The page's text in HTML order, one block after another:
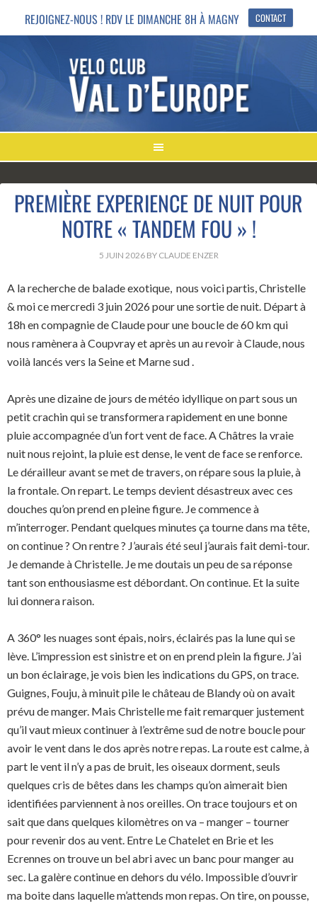
REJOIGNEZ-NOUS ! RDV LE DIMANCHE 8H À MAGNY CONTACT
PREMIÈRE EXPERIENCE DE NUIT POUR
NOTRE « TANDEM FOU » !
5 JUIN 2026BY CLAUDE ENZER
A la recherche de balade exotique, nous voici partis, Christelle
& moi ce mercredi 3 juin 2026 pour une sortie de nuit. Départ à
18h en compagnie de Claude pour une boucle de 60 km qui
nous ramènera à Coupvray et après un au revoir à Claude, nous
voilà lancés vers la Seine et Marne sud .
Après une dizaine de jours de météo idyllique on part sous un
petit crachin qui se transformera rapidement en une bonne
pluie accompagnée d’un fort vent de face. A Châtres la vraie
nuit nous rejoint, la pluie est dense, le vent de face se renforce.
Le dérailleur avant se met de travers, on répare sous la pluie, à
la frontale. On repart. Le temps devient désastreux avec ces
douches qu’on prend en pleine figure. Je commence à
m’interroger. Pendant quelques minutes ça tourne dans ma tête,
on continue ? On rentre ? J’aurais été seul j’aurais fait demi-tour.
Je demande à Christelle. Je me doutais un peu de sa réponse
tant son enthousiasme est débordant. On continue. Et la suite
lui donnera raison.
A 360° les nuages sont épais, noirs, éclairés pas la lune qui se
lève. L’impression est sinistre et on en prend plein la figure. J’ai
un bon éclairage, je vois bien les indications du GPS, on trace.
Guignes, Fouju, à minuit pile le château de Blandy où on avait
prévu de manger. Mais Christelle me fait remarquer justement
qu’il vaut mieux continuer à l’extrême sud de notre boucle pour
avoir le vent dans le dos après notre repas. La route est calme, à
part le vent il n’y a pas de bruit, les oiseaux dorment, seuls
quelques cris de bêtes dans les champs qu’on aimerait bien
identifiées parviennent à nos oreilles. On trace toujours et on
sait que dans quelques kilomètres on va – manger – tourner
pour revenir dos au vent. Entre Le Chatelet en Brie et les
Ecrennes on trouve un bel abri avec un banc pour manger au
sec. La galère continue en dehors du vélo. Impossible d’ouvrir
ma boite dans laquelle m’attends mon repas. On tire, on pousse,